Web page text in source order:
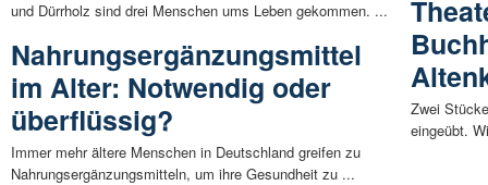
und Dürrholz sind drei Menschen ums Leben gekommen. ...
Nahrungsergänzungsmittel
im Alter: Notwendig oder
überflüssig?
Immer mehr ältere Menschen in Deutschland greifen zu
Nahrungsergänzungsmitteln, um ihre Gesundheit zu ...
Zwei
eingeübt.